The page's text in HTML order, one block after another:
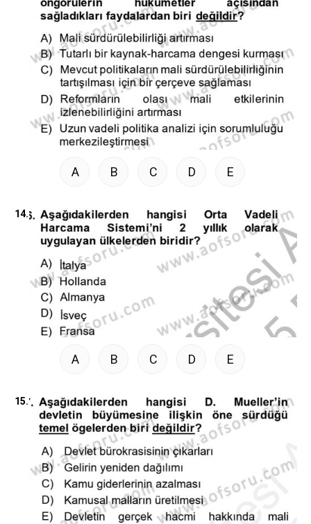
A B C D E
14.
A B C D E
15.